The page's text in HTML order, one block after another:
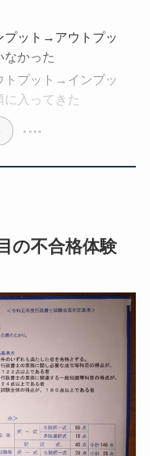
プット→アウトプッ
なかった
トプット→インプッ
に入ってきた
の不合格体験